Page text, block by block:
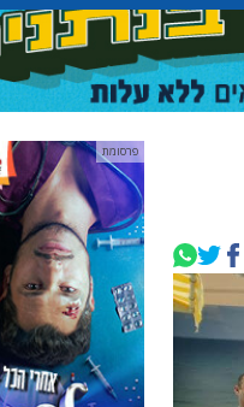
פרסומת